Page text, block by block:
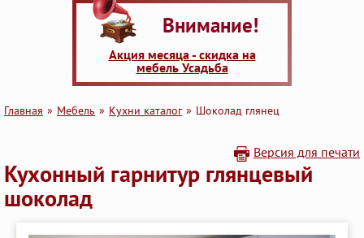
Внимание!
Акция месяца - скидка на
мебель Усадьба
Главная Мебель Кухни каталог Шоколад глянец
Версия для печати
Кухонный гарнитур глянцевый
шоколад